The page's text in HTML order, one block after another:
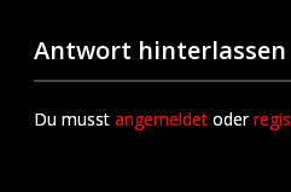
Antwort hinterlassen
Du musst angemeldet oder